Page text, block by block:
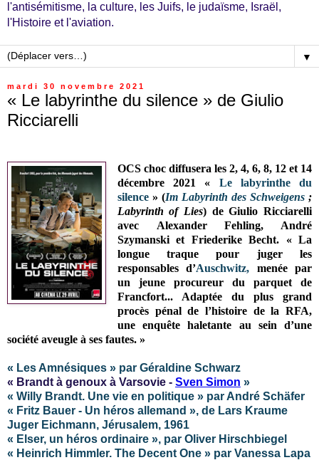
l'antisémitisme, la culture, les Juifs, le judaïsme, Israël,
l'Histoire et l'aviation.
▼
mardi 30 novembre 2021
« Le labyrinthe du silence » de Giulio
Ricciarelli
OCS choc diffusera les 2, 4, 6, 8, 12 et 14
décembre 2021
« Le labyrinthe du
silence» (Im Labyrinth des Schweigens;
Labyrinth of Lies) de Giulio Ricciarelli
avec Alexander Fehling, André
Szymanski et Friederike Becht. « La
longue traque pour juger les
responsables d’Auschwitz, menée par
un jeune procureur du parquet de
Francfort... Adaptée du plus grand
procès pénal de l’histoire de la RFA,
une enquête haletante au sein d’une
société aveugle à ses fautes. »
« Les Amnésiques » par Géraldine Schwarz
« Brandt à genoux à Varsovie - Sven Simon »
« Willy Brandt. Une vie en politique » par André Schäfer
« Fritz Bauer - Un héros allemand », de Lars Kraume
Juger Eichmann, Jérusalem, 1961
« Elser, un héros ordinaire », par Oliver Hirschbiegel
« Heinrich Himmler. The Decent One » par Vanessa Lapa